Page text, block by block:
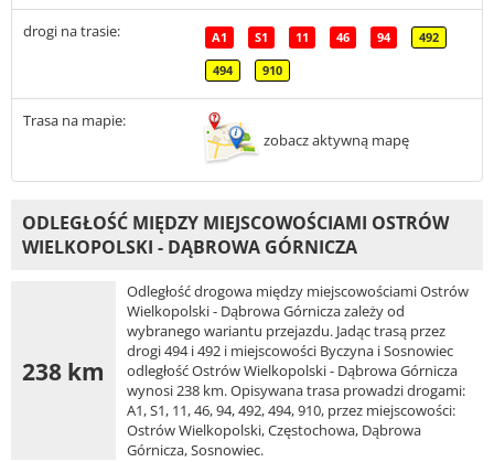
drogi na trasie: A1 S1 11 46 94 492
494 910
Trasa na mapie:
zobacz aktywną mapę
ODLEGŁOŚĆ MIĘDZY MIEJSCOWOŚCIAMI OSTRÓW
WIELKOPOLSKI - DĄBROWA GÓRNICZA
238 km
Odległość drogowa między miejscowościami Ostrów
Wielkopolski - Dąbrowa Górnicza zależy od
wybranego wariantu przejazdu. Jadąc trasą przez
drogi 494 i 492 i miejscowości Byczyna i Sosnowiec
odległość Ostrów Wielkopolski - Dąbrowa Górnicza
wynosi 238 km. Opisywana trasa prowadzi drogami:
A1, S1, 11, 46, 94, 492, 494, 910, przez miejscowości:
Ostrów Wielkopolski, Częstochowa, Dąbrowa
Górnicza, Sosnowiec.